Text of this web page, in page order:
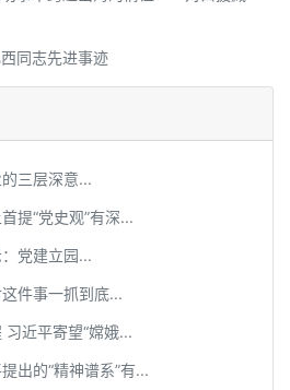
同志先进事迹
三层深意...
提“党史观”有深...
党建立园...
件事一抓到底...
近平寄望“嫦娥...
出的“精神谱系”有...